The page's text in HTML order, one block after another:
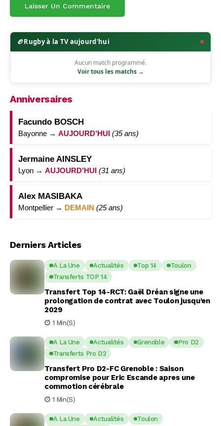
🏉Rugby à la TV aujourd'hui
Aucun match programmé.
Voir tous les matchs →
Anniversaires
Facundo BOSCH
Bayonne → AUJOURD’HUI (35 ans)
Jermaine AINSLEY
Lyon → AUJOURD’HUI (31 ans)
Alex MASIBAKA
Montpellier → DEMAIN (25 ans)
Derniers Articles
A La Une Actualités Top 14
Toulon
Transferts TOP 14
Transfert Top 14-RCT: Gaël Dréan signe une
prolongation de contrat avec Toulon jusqu’en
2029
1 Min(s)
A La Une Actualités Grenoble
Pro D2
Transferts Pro D2
Transfert Pro D2-FC Grenoble : Saison
compromise pour Eric Escande apres une
commotion cérébrale
1 Min(s)
A La Une Actualités Toulon